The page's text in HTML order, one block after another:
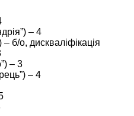
– 4
б/о, дискваліфікація
– 3
– 4